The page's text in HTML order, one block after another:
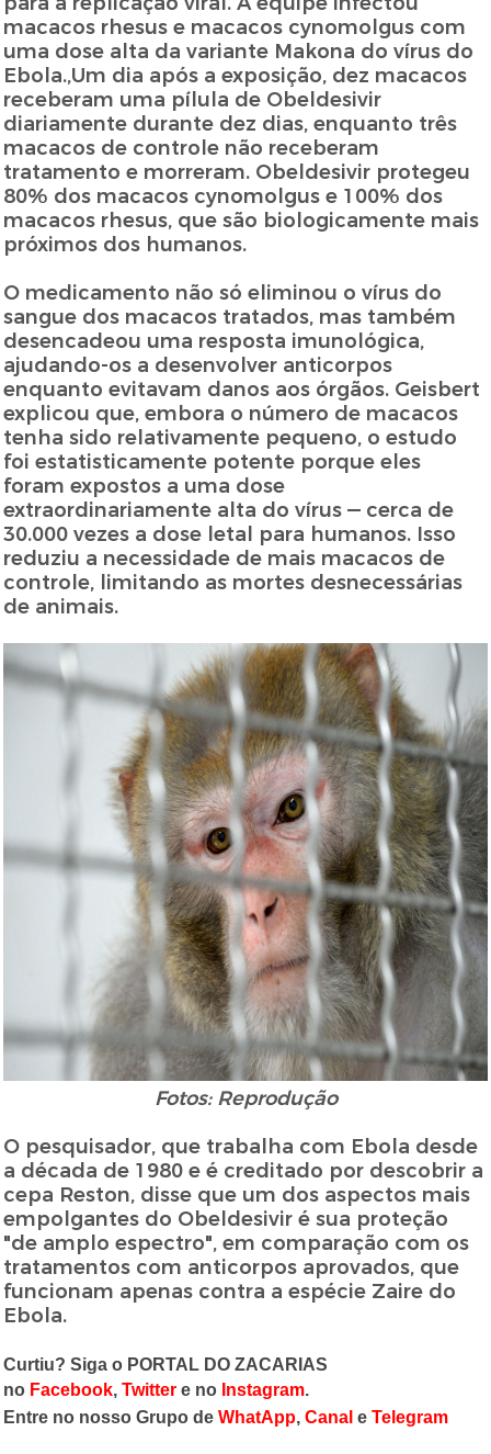
macacos rhesus e macacos cynomolgus com
uma dose alta da variante Makona do vírus do
Ebola.,Um dia após a exposição, dez macacos
receberam uma pílula de Obeldesivir
diariamente durante dez dias, enquanto três
macacos de controle não receberam
tratamento e morreram. Obeldesivir protegeu
80% dos macacos cynomolgus e 100% dos
macacos rhesus, que são biologicamente mais
próximos dos humanos.
O medicamento não só eliminou o vírus do
sangue dos macacos tratados, mas também
desencadeou uma resposta imunológica,
ajudando-os a desenvolver anticorpos
enquanto evitavam danos aos órgãos. Geisbert
explicou que, embora o número de macacos
tenha sido relativamente pequeno, o estudo
foi estatisticamente potente porque eles
foram expostos a uma dose
extraordinariamente alta do vírus — cerca de
30.000 vezes a dose letal para humanos. Isso
reduziu a necessidade de mais macacos de
controle, limitando as mortes desnecessárias
de animais.
Fotos: Reprodução
O pesquisador, que trabalha com Ebola desde
a década de 1980 e é creditado por descobrir a
cepa Reston, disse que um dos aspectos mais
empolgantes do Obeldesivir é sua proteção
"de amplo espectro", em comparação com os
tratamentos com anticorpos aprovados, que
funcionam apenas contra a espécie Zaire do
Ebola.
Curtiu? Siga o PORTAL DO ZACARIAS
no Facebook,Twitter e no Instagram.
Entre no nosso Grupo deWhatApp,Canal eTelegram